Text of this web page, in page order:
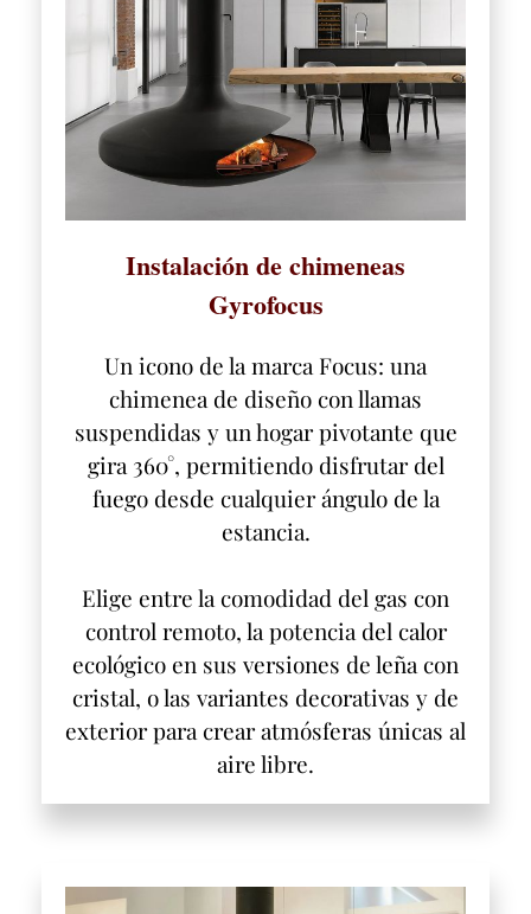
Instalación de chimeneas
Gyrofocus
Un icono de la marca Focus: una
chimenea de diseño con llamas
suspendidas y un hogar pivotante que
gira 360°, permitiendo disfrutar del
fuego desde cualquier ángulo de la
estancia.
Elige entre la comodidad del gas con
control remoto, la potencia del calor
ecológico en sus versiones de leña con
cristal, o las variantes decorativas y de
exterior para crear atmósferas únicas al
aire libre.